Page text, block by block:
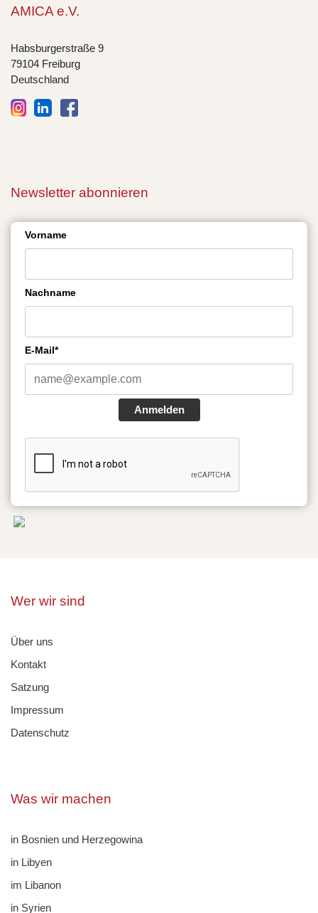
AMICA e.V.
Habsburgerstraße 9
79104 Freiburg
Deutschland
Newsletter abonnieren
Vorname
Nachname
E-Mail*
Anmelden
Wer wir sind
Über uns
Kontakt
Satzung
Impressum
Datenschutz
Was wir machen
in Bosnien und Herzegowina
in Libyen
im Libanon
in Syrien